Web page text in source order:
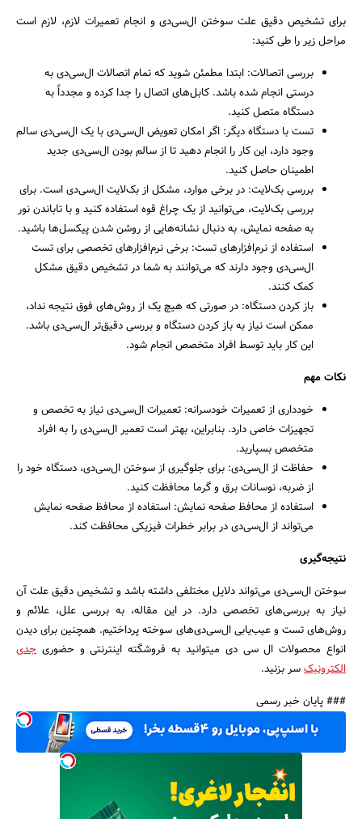
برای تشخیص دقیق علت سوختن ال‌سی‌دی و انجام تعمیرات لازم، لازم است
مراحل زیر را طی کنید:
بررسی اتصالات: ابتدا مطمئن شوید که تمام اتصالات ال‌سی‌دی به
درستی انجام شده باشد. کابل‌های اتصال را جدا کرده و مجدداً به
دستگاه متصل کنید.
تست با دستگاه دیگر: اگر امکان تعویض ال‌سی‌دی با یک ال‌سی‌دی سالم
وجود دارد، این کار را انجام دهید تا از سالم بودن ال‌سی‌دی جدید
اطمینان حاصل کنید.
بررسی بک‌لایت: در برخی موارد، مشکل از بک‌لایت ال‌سی‌دی است. برای
بررسی بک‌لایت، می‌توانید از یک چراغ قوه استفاده کنید و با تاباندن نور
به صفحه نمایش، به دنبال نشانه‌هایی از روشن شدن پیکسل‌ها باشید.
استفاده از نرم‌افزارهای تست: برخی نرم‌افزارهای تخصصی برای تست
ال‌سی‌دی وجود دارند که می‌توانند به شما در تشخیص دقیق مشکل
کمک کنند.
باز کردن دستگاه: در صورتی که هیچ یک از روش‌های فوق نتیجه نداد،
ممکن است نیاز به باز کردن دستگاه و بررسی دقیق‌تر ال‌سی‌دی باشد.
این کار باید توسط افراد متخصص انجام شود.
نکات مهم
خودداری از تعمیرات خودسرانه: تعمیرات ال‌سی‌دی نیاز به تخصص و
تجهیزات خاصی دارد. بنابراین، بهتر است تعمیر ال‌سی‌دی را به افراد
متخصص بسپارید.
حفاظت از ال‌سی‌دی: برای جلوگیری از سوختن ال‌سی‌دی، دستگاه خود را
از ضربه، نوسانات برق و گرما محافظت کنید.
استفاده از محافظ صفحه نمایش: استفاده از محافظ صفحه نمایش
می‌تواند از ال‌سی‌دی در برابر خطرات فیزیکی محافظت کند.
نتیجه‌گیری
سوختن ال‌سی‌دی می‌تواند دلایل مختلفی داشته باشد و تشخیص دقیق علت آن
نیاز به بررسی‌های تخصصی دارد. در این مقاله، به بررسی علل، علائم و
روش‌های تست و عیب‌یابی ال‌سی‌دی‌های سوخته پرداختیم. همچنین برای دیدن
انواع محصولات ال سی دی میتوانید به فروشگته اینترنتی و حضوری جدی
الکترونیکسر بزنید.
### پایان خبر رسمی